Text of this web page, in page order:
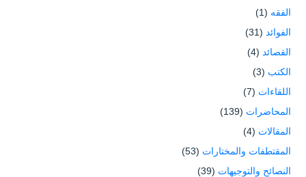
الفقه (1)
الفوائد (31)
القصائد (4)
الكتب (3)
اللقاءات (7)
المحاضرات (139)
المقالات (4)
المقتطفات والمختارات (53)
النصائح والتوجيهات (39)